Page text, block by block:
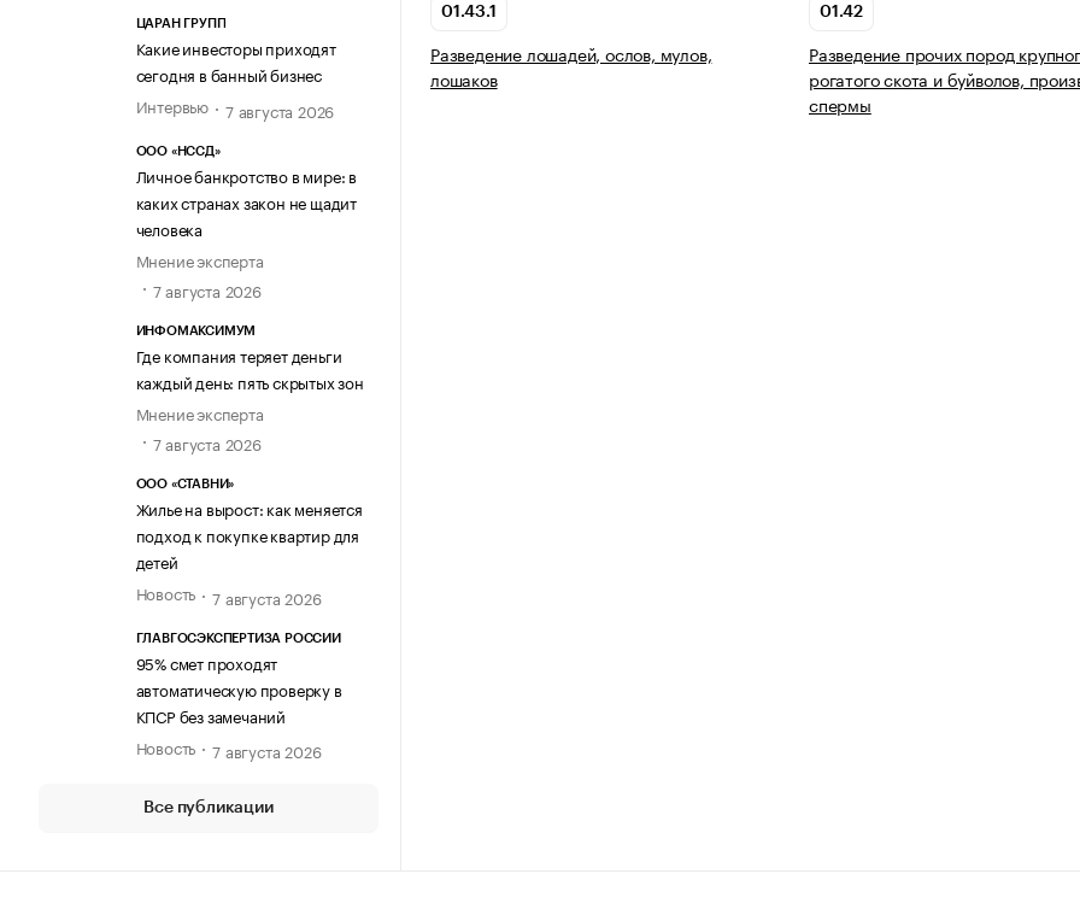
ЦАРАН ГРУПП
Какие инвесторы приходят
сегодня в банный бизнес
Интервью
7 августа 2026
ООО «НССД»
Личное банкротство в мире: в
каких странах закон не щадит
человека
Мнение эксперта
7 августа 2026
ИНФОМАКСИМУМ
Где компания теряет деньги
каждый день: пять скрытых зон
Мнение эксперта
7 августа 2026
ООО «СТАВНИ»
Жилье на вырост: как меняется
подход к покупке квартир для
детей
Новость
7 августа 2026
ГЛАВГОСЭКСПЕРТИЗА РОССИИ
95% смет проходят
автоматическую проверку в
КПСР без замечаний
Новость
7 августа 2026
Все публикации
01.43.1
Разведение лошадей, ослов, мулов,
лошаков
01.42
Разведение прочих пород
рогатого скота и буйволов,
спермы